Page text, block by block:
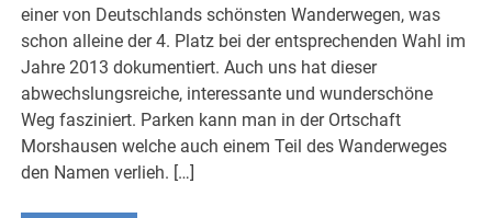
einer von Deutschlands schönsten Wanderwegen, was
schon alleine der 4. Platz bei der entsprechenden Wahl im
Jahre 2013 dokumentiert. Auch uns hat dieser
abwechslungsreiche, interessante und wunderschöne
Weg fasziniert. Parken kann man in der Ortschaft
Morshausen welche auch einem Teil des Wanderweges
den Namen verlieh. […]